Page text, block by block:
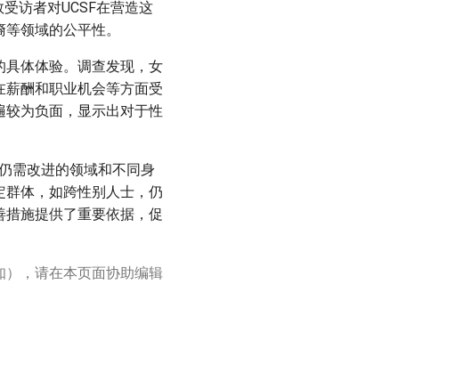
访者对UCSF在营造这
领域的公平性。
体体验。调查发现，女
酬和职业机会等方面受
为负面，显示出对于性
需改进的领域和不同身
体，如跨性别人士，仍
施提供了重要依据，促
，请在本页面协助编辑